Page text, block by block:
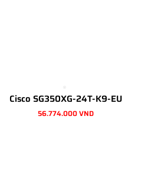
Cisco SG350XG-24T-K9-EU
56.774.000 VND